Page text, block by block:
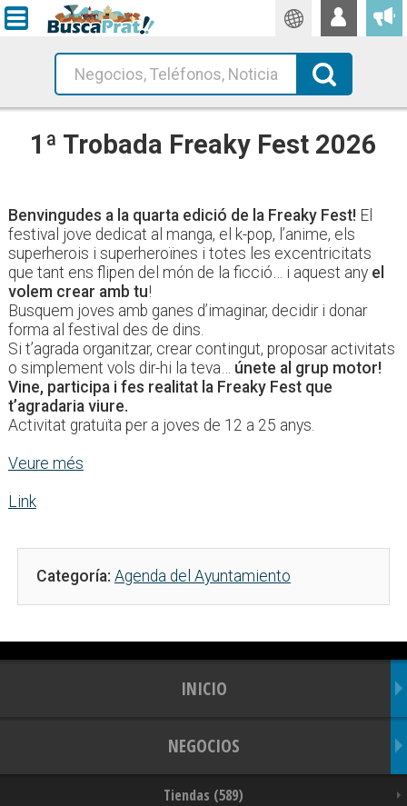
Traductor
Busca!
1ª Trobada Freaky Fest 2026
Benvingudes a la quarta edició de la Freaky Fest! El
festival jove dedicat al manga, el k-pop, l’anime, els
superherois i superheroïnes i totes les excentricitats
que tant ens flipen del món de la ficció… i aquest any el
volem crear amb tu!
Busquem joves amb ganes d’imaginar, decidir i donar
forma al festival des de dins.
Si t’agrada organitzar, crear contingut, proposar activitats
o simplement vols dir-hi la teva… únete al grup motor!
Vine, participa i fes realitat la Freaky Fest que
t’agradaria viure.
Activitat gratuïta per a joves de 12 a 25 anys.
Veure més
Link
Categoría: Agenda del Ayuntamiento
INICIO
NEGOCIOS
Tiendas (589)